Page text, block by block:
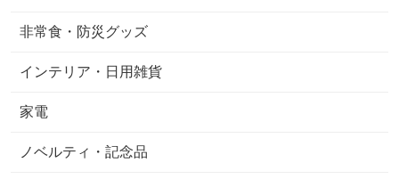
非常食・防災グッズ
インテリア・日用雑貨
家電
ノベルティ・記念品